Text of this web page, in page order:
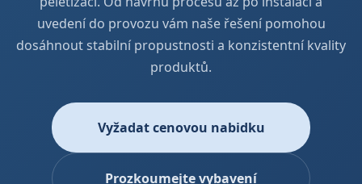
uvedení do provozu vám naše řešení pomohou
dosáhnout stabilní propustnosti a konzistentní kvality
produktů.
Vyžadat cenovou nabidku
Prozkoumejte vybavení